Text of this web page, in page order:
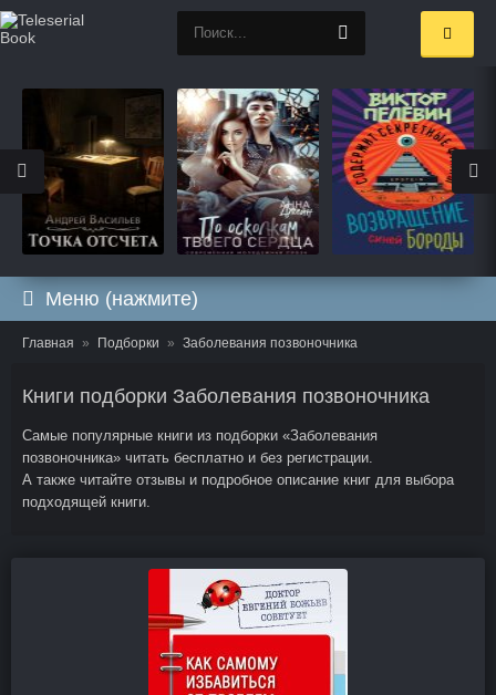
Меню (нажмите)
Главная Подборки Заболевания позвоночника
Книги подборки Заболевания позвоночника
Самые популярные книги из подборки «Заболевания
позвоночника» читать бесплатно и без регистрации.
А также читайте отзывы и подробное описание книг для выбора
подходящей книги.